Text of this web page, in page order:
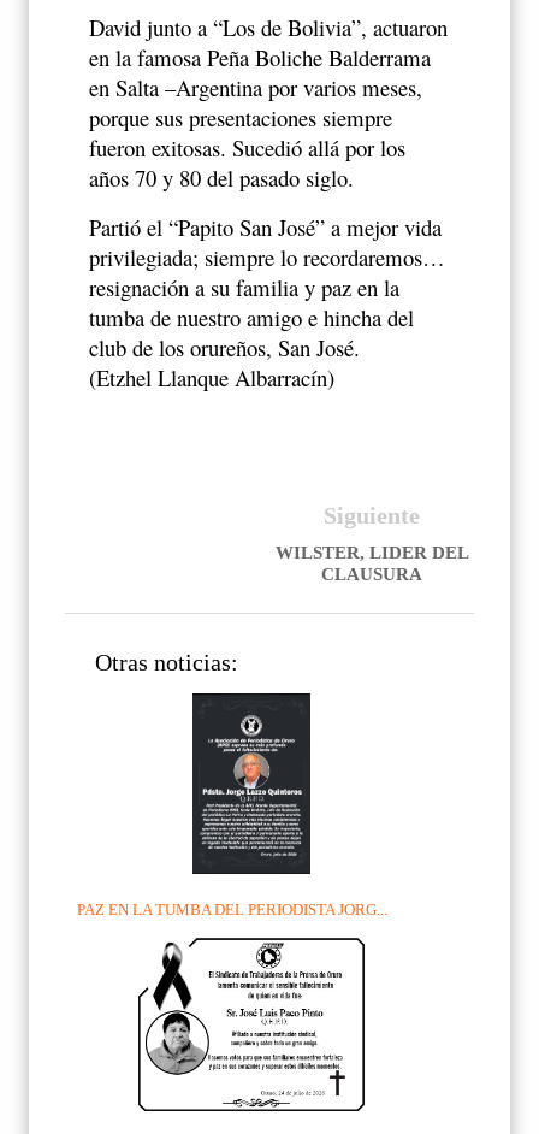
David junto a “Los de Bolivia”, actuaron
en la famosa Peña Boliche Balderrama
en Salta –Argentina por varios meses,
porque sus presentaciones siempre
fueron exitosas. Sucedió allá por los
años 70 y 80 del pasado siglo.
Partió el “Papito San José” a mejor vida
privilegiada; siempre lo recordaremos…
resignación a su familia y paz en la
tumba de nuestro amigo e hincha del
club de los orureños, San José.
(Etzhel Llanque Albarracín)
Siguiente
WILSTER, LIDER DEL
CLAUSURA
Otras noticias:
PAZ EN LA TUMBA DEL PERIODISTA JORG...